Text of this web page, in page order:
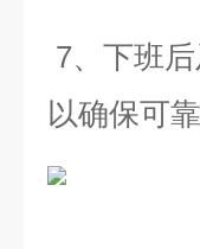
7、下班
以确保可靠